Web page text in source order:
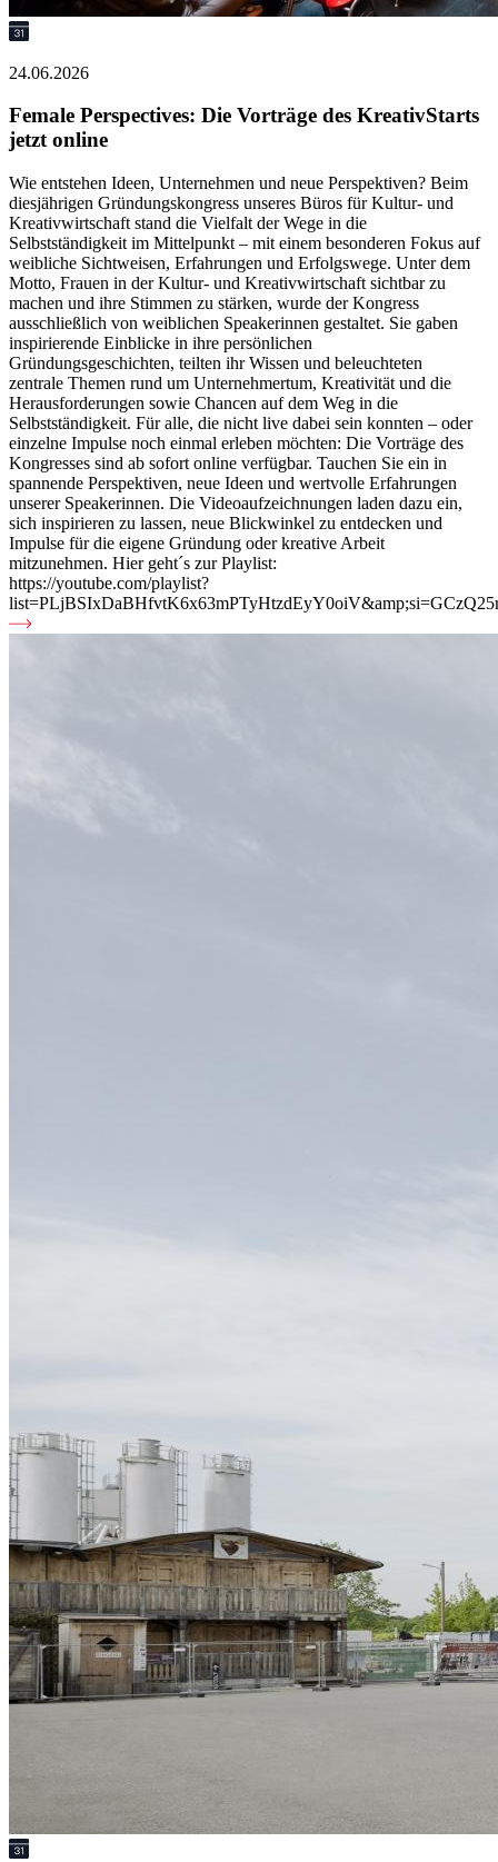
24.06.2026
Female Perspectives: Die Vorträge des KreativStarts
jetzt online
Wie entstehen Ideen, Unternehmen und neue Perspektiven? Beim
diesjährigen Gründungskongress unseres Büros für Kultur- und
Kreativwirtschaft stand die Vielfalt der Wege in die
Selbstständigkeit im Mittelpunkt – mit einem besonderen Fokus auf
weibliche Sichtweisen, Erfahrungen und Erfolgswege. Unter dem
Motto, Frauen in der Kultur- und Kreativwirtschaft sichtbar zu
machen und ihre Stimmen zu stärken, wurde der Kongress
ausschließlich von weiblichen Speakerinnen gestaltet. Sie gaben
inspirierende Einblicke in ihre persönlichen
Gründungsgeschichten, teilten ihr Wissen und beleuchteten
zentrale Themen rund um Unternehmertum, Kreativität und die
Herausforderungen sowie Chancen auf dem Weg in die
Selbstständigkeit. Für alle, die nicht live dabei sein konnten – oder
einzelne Impulse noch einmal erleben möchten: Die Vorträge des
Kongresses sind ab sofort online verfügbar. Tauchen Sie ein in
spannende Perspektiven, neue Ideen und wertvolle Erfahrungen
unserer Speakerinnen. Die Videoaufzeichnungen laden dazu ein,
sich inspirieren zu lassen, neue Blickwinkel zu entdecken und
Impulse für die eigene Gründung oder kreative Arbeit
mitzunehmen. Hier geht´s zur Playlist:
https://youtube.com/playlist?